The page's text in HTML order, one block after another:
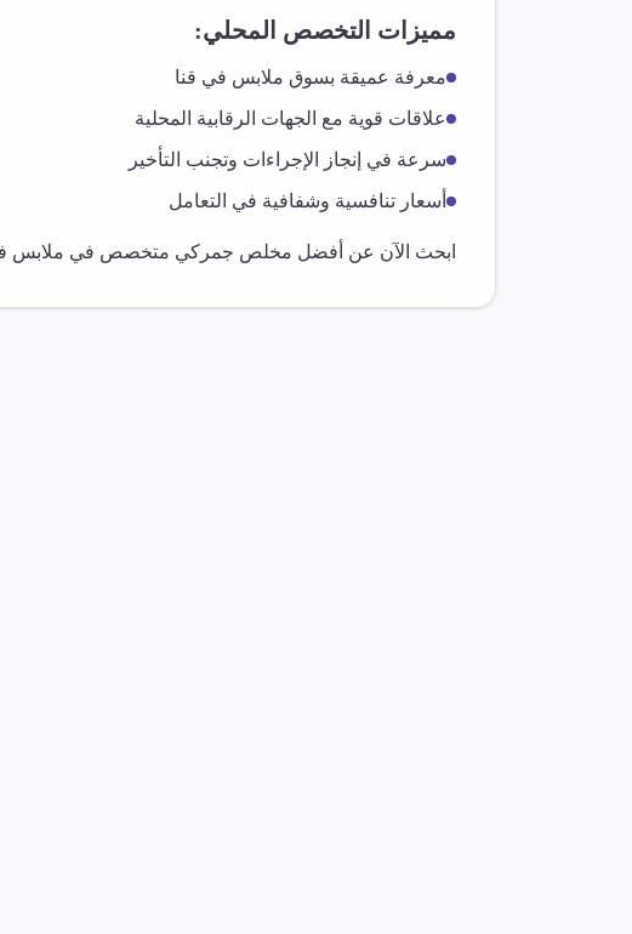
مميزات التخصص المحلي:
معرفة عميقة بسوق ملابس في قنا
علاقات قوية مع الجهات الرقابية المحلية
سرعة في إنجاز الإجراءات وتجنب التأخير
أسعار تنافسية وشفافية في التعامل
ابحث الآن عن أفضل مخلص جمركي متخصص في ملابس